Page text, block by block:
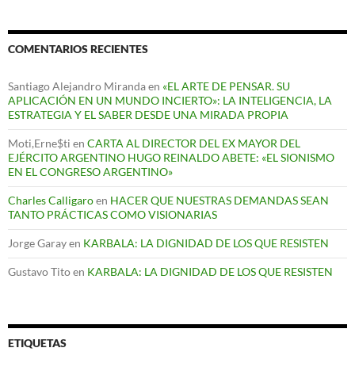
COMENTARIOS RECIENTES
Santiago Alejandro Mirandaen «EL ARTE DE PENSAR. SU
APLICACIÓN EN UN MUNDO INCIERTO»: LA INTELIGENCIA, LA
ESTRATEGIA Y EL SABER DESDE UNA MIRADA PROPIA
Moti,Erne$ti en CARTA AL DIRECTOR DEL EX MAYOR DEL
EJÉRCITO ARGENTINO HUGO REINALDO ABETE: «EL SIONISMO
EN EL CONGRESO ARGENTINO»
Charles Calligaroen HACER QUE NUESTRAS DEMANDAS SEAN
TANTO PRÁCTICAS COMO VISIONARIAS
Jorge Garayen KARBALA: LA DIGNIDAD DE LOS QUE RESISTEN
Gustavo Titoen KARBALA: LA DIGNIDAD DE LOS QUE RESISTEN
ETIQUETAS